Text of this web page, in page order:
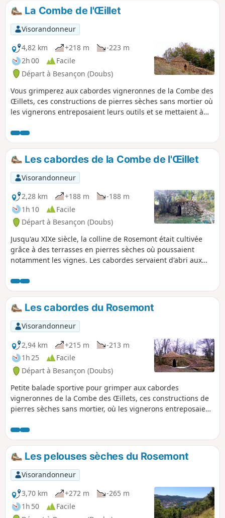
La Combe de l'Œillet
Visorandonneur
4,82 km
+218 m
-223 m
2h 00
Facile
Départ à Besançon (Doubs)
Vous grimperez aux cabordes vigneronnes de la Combe des
Œillets, ces constructions de pierres sèches sans mortier où
les vignerons entreposaient leurs outils et se mettaient à
et leurs points de vue sur l'amont de la vallée du Doubs et
les monts jurassiens. À deux pas de la station "Rosemont"
du tram, cette petite balade sportive vous prouvera s'il le
fallait, que la cité bisontine est une ville à la campagne !
Les cabordes de la Combe de l'Œillet
Visorandonneur
2,28 km
+188 m
-188 m
1h 10
Facile
Départ à Besançon (Doubs)
Jusqu'au XIXe siècle, la colline de Rosemont était cultivée
grâce à des terrasses en pierres sèches où poussaient
notamment les vignes. Les cabordes servaient d'abri aux
progressivement abandonnés. Cette promenade permet de
découvrir les corniches, les pierriers et de beaux
panoramas sur la vallée du Doubs, témoins d'un paysage
façonné par l'homme.
Les cabordes du Rosemont
Visorandonneur
2,94 km
+215 m
-213 m
1h 25
Facile
Départ à Besançon (Doubs)
Petite balade sportive pour grimper aux cabordes
vigneronnes de la Combe des Œillets, ces constructions de
pierres sèches sans mortier, où les vignerons entreposaient
y dormaient quand ils travaillaient tard. Retour par le point
de vue du Rosemont sur l'amont de la vallée du Doubs et les
monts jurassiens.
Les pelouses sèches du Rosemont
Visorandonneur
3,70 km
+272 m
-265 m
1h 50
Facile